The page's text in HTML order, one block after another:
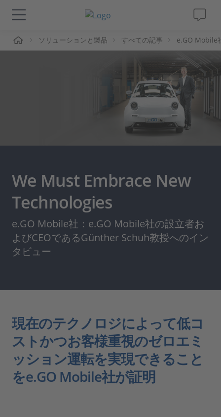
ソリューションと製品
採用情報
ソリューションと製品 すべての記事 e.GO Mobile
We Must Embrace New
Technologies
e.GO Mobile社：e.GO Mobile社の設立者お
よびCEOであるGünther Schuh教授へのイン
タビュー
現在のテクノロジによって低コ
ストかつお客様重視のゼロエミ
ッション運転を実現できること
をe.GO Mobile社が証明